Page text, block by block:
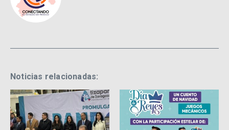
Noticias relacionadas: